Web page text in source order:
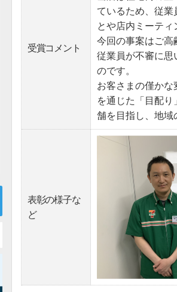
受賞コメント
ているため、従業
とや店内ミーティ
今回の事案はご高
従業員が不審に思
のです。
お客さまの僅か
を通じた「目配
舗を目指し、地域
表彰の様子な
ど